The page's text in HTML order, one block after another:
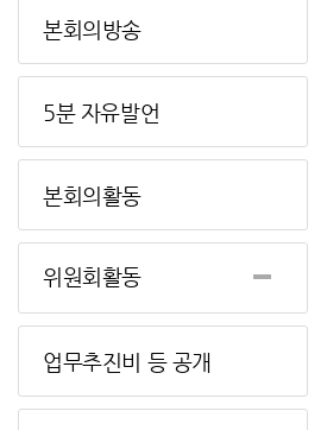
본회의방송
5분 자유발언
본회의활동
위원회활동
업무추진비 등 공개